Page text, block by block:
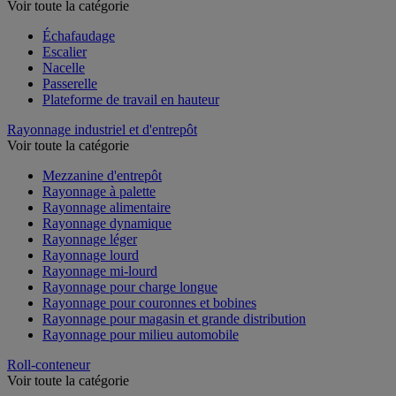
Voir toute la catégorie
Échafaudage
Escalier
Nacelle
Passerelle
Plateforme de travail en hauteur
Rayonnage industriel et d'entrepôt
Voir toute la catégorie
Mezzanine d'entrepôt
Rayonnage à palette
Rayonnage alimentaire
Rayonnage dynamique
Rayonnage léger
Rayonnage lourd
Rayonnage mi-lourd
Rayonnage pour charge longue
Rayonnage pour couronnes et bobines
Rayonnage pour magasin et grande distribution
Rayonnage pour milieu automobile
Roll-conteneur
Voir toute la catégorie